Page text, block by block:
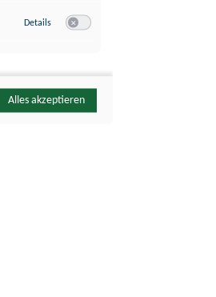
Details zu YouTube
Alles akzeptieren